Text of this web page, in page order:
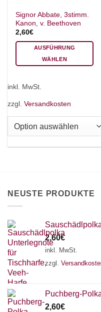
Signor Abbate, 3stimm.
Kanon, v. Beethoven
2,60€
AUSFÜHRUNG
WÄHLEN
mehrere
auf.
gewählt
werden
inkl. MwSt.
zzgl. Versandkosten
NEUSTE PRODUKTE
2,60€
inkl. MwSt.
zzgl.
Puchberg-
2,60€